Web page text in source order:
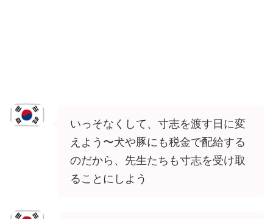
いっそなくして、寸志を渡す日に変
えよう〜犬や豚にも税金で配給する
のだから、先生たちも寸志を受け取
ることにしよう